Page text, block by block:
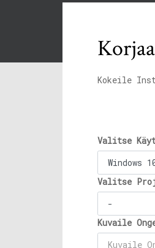
Kokeile
Valitse
Valitse
Kuvaile